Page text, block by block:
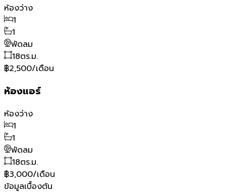
ห้องว่าง
1
1
พัดลม
18ตร.ม.
฿2,500/เดือน
ห้องแอร์
ห้องว่าง
1
1
พัดลม
18ตร.ม.
฿3,000/เดือน
ข้อมูลเบื้องต้น